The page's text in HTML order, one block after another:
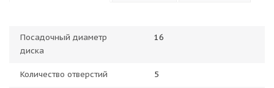
Посадочный диаметр
диска
16
Количество отверстий 5